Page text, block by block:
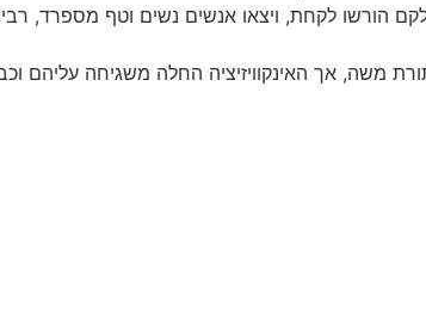
הורשו לקחת, ויצאו אנשים נשים וטף מספרד,
משה, אך האינקוויזיציה החלה משגיחה עליהם